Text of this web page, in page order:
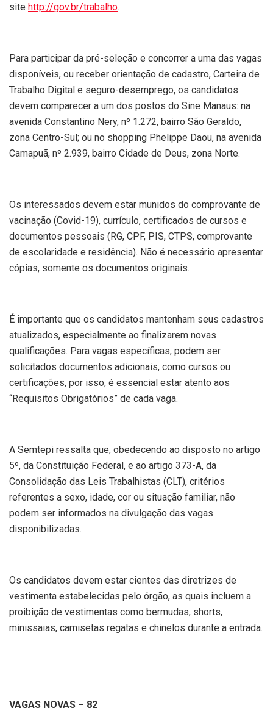
site http://gov.br/trabalho.
Para participar da pré-seleção e concorrer a uma das vagas
disponíveis, ou receber orientação de cadastro, Carteira de
Trabalho Digital e seguro-desemprego, os candidatos
devem comparecer a um dos postos do Sine Manaus: na
avenida Constantino Nery, nº 1.272, bairro São Geraldo,
zona Centro-Sul; ou no shopping Phelippe Daou, na avenida
Camapuã, nº 2.939, bairro Cidade de Deus, zona Norte.
Os interessados devem estar munidos do comprovante de
vacinação (Covid-19), currículo, certificados de cursos e
documentos pessoais (RG, CPF, PIS, CTPS, comprovante
de escolaridade e residência). Não é necessário apresentar
cópias, somente os documentos originais.
É importante que os candidatos mantenham seus cadastros
atualizados, especialmente ao finalizarem novas
qualificações. Para vagas específicas, podem ser
solicitados documentos adicionais, como cursos ou
certificações, por isso, é essencial estar atento aos
“Requisitos Obrigatórios” de cada vaga.
A Semtepi ressalta que, obedecendo ao disposto no artigo
5º, da Constituição Federal, e ao artigo 373-A, da
Consolidação das Leis Trabalhistas (CLT), critérios
referentes a sexo, idade, cor ou situação familiar, não
podem ser informados na divulgação das vagas
disponibilizadas.
Os candidatos devem estar cientes das diretrizes de
vestimenta estabelecidas pelo órgão, as quais incluem a
proibição de vestimentas como bermudas, shorts,
minissaias, camisetas regatas e chinelos durante a entrada.
VAGAS NOVAS – 82